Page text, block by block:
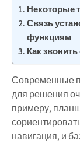
Некоторые
Связь
функциям
Как
Современные
для решения
примеру,
навигация, и